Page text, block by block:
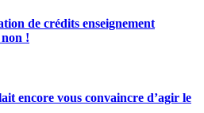
de crédits enseignement
!
encore vous convaincre d’agir le